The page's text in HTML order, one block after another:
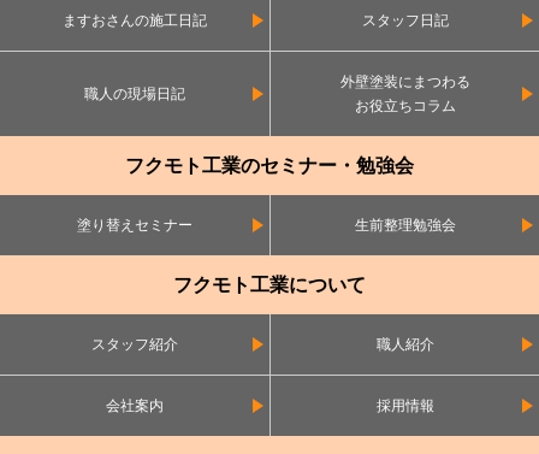
ますおさんの施工日記 スタッフ日記
職人の現場日記
外壁塗装にまつわる
お役立ちコラム
フクモト工業のセミナー・勉強会
塗り替えセミナー 生前整理勉強会
フクモト工業について
スタッフ紹介 職人紹介
会社案内 採用情報